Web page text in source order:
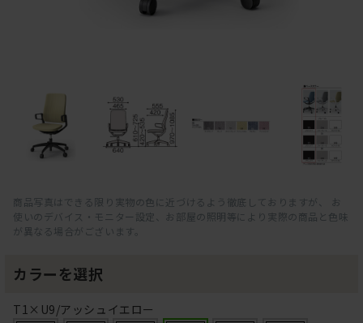
商品写真はできる限り実物の色に近づけるよう徹底しておりますが、 お
使いのデバイス・モニター設定、お部屋の照明等により実際の商品と色味
が異なる場合がございます。
カラーを選択
T1×U9/アッシュイエロー